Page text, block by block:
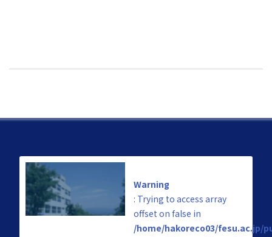
Warning
: Trying to access array
offset on false in
/home/hakoreco03/fesu.ac.jp/